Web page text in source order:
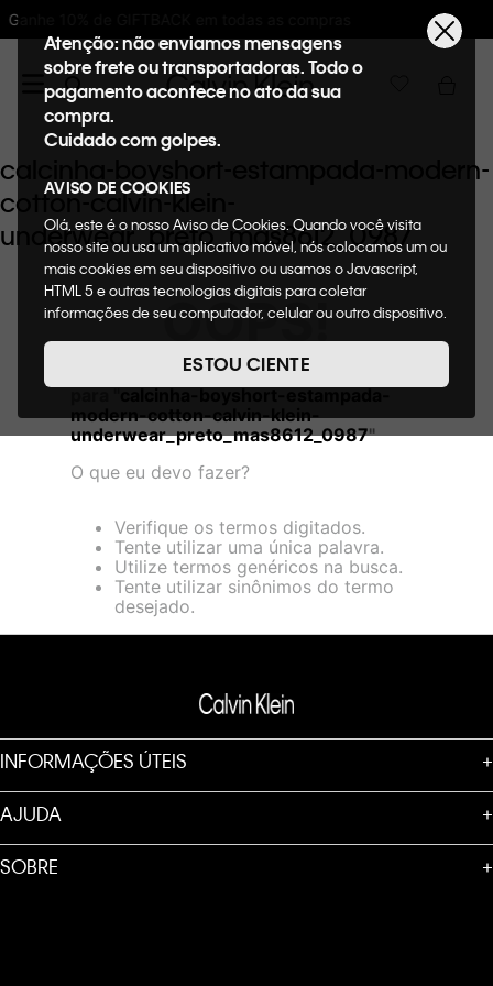
as compras 10%OFF na primeira
Atenção: não enviamos mensagens
sobre frete ou transportadoras. Todo o
pagamento acontece no ato da sua
compra.
Cuidado com golpes.
AVISO DE COOKIES
Olá, este é o nosso Aviso de Cookies. Quando você visita
nosso site ou usa um aplicativo móvel, nós colocamos um ou
mais cookies em seu dispositivo ou usamos o Javascript,
HTML 5 e outras tecnologias digitais para coletar
informações de seu computador, celular ou outro dispositivo.
de cookies, informaremos quais cookies usaremos e quais
suas funções. A forma como processamos os dados
nosso Aviso de Privacidade. Quando você visita nosso site,
consideraremos isso como sua solicitação específica para
fornecer a você toda a funcionalidade do site, incluindo,
entre outros, a capacidade de comprar um item em nossa
Cookies acesse o link.
ESTOU CIENTE
calcinha-boyshort-estampada-modern-
cotton-calvin-klein-
underwear_preto_mas8612_0987
OOPS!
Não encontramos nenhum resultado
modern-cotton-calvin-klein-
underwear_preto_mas8612_0987"
O que eu devo fazer?
Verifique os termos digitados.
Tente utilizar uma única palavra.
Utilize termos genéricos na busca.
Tente utilizar sinônimos do termo
desejado.
INFORMAÇÕES ÚTEIS +
AJUDA +
SOBRE +